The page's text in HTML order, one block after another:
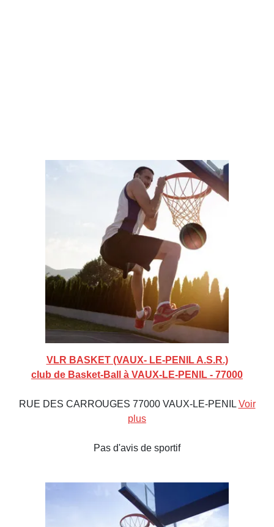
VLR BASKET (VAUX- LE-PENIL A.S.R.)
club de Basket-Ball à VAUX-LE-PENIL - 77000
RUE DES CARROUGES 77000 VAUX-LE-PENIL Voir
plus
Pas d'avis de sportif